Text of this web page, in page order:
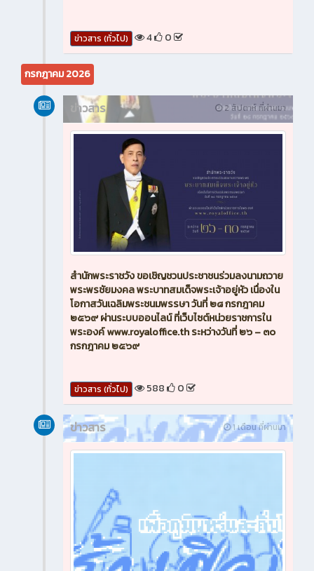
ข่าวสาร (ทั่วไป) 4 0
กรกฎาคม 2026
2 สัปดาห์ ที่ผ่านมา
ข่าวสาร
สำนักพระราชวัง ขอเชิญชวนประชาชนร่วมลงนามถวาย
พระพรชัยมงคล พระบาทสมเด็จพระเจ้าอยู่หัว เนื่องใน
โอกาสวันเฉลิมพระชนมพรรษา วันที่ ๒๘ กรกฎาคม
๒๕๖๙ ผ่านระบบออนไลน์ ที่เว็บไซต์หน่วยราชการใน
พระองค์ www.royaloffice.th ระหว่างวันที่ ๒๖ – ๓๐
กรกฎาคม ๒๕๖๙
ข่าวสาร (ทั่วไป) 588 0
1 เดือน ที่ผ่านมา
ข่าวสาร